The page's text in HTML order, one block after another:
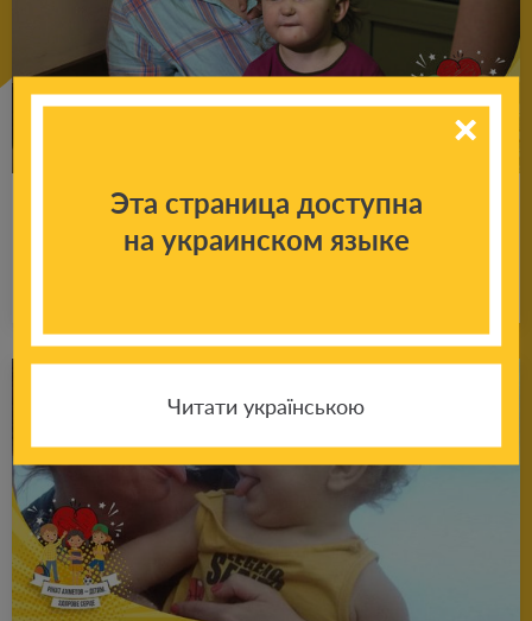
Здо­ро­вое серд­це для ма­лень­кой Лены
Эта страница доступна
на украинском языке
Читати українською